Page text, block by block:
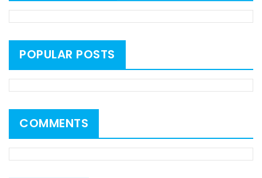
POPULAR POSTS
COMMENTS